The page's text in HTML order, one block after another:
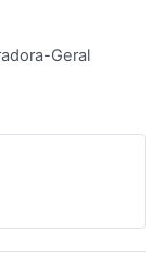
Geral